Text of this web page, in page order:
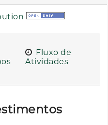
Fluxo de
Atividades